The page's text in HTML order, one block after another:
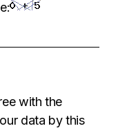
with the
data by this